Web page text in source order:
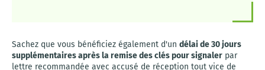
Sachez que vous bénéficiez également d'un délai de 30 jours
supplémentaires après la remise des clés pour signaler par
lettre recommandée avec accusé de réception tout vice de